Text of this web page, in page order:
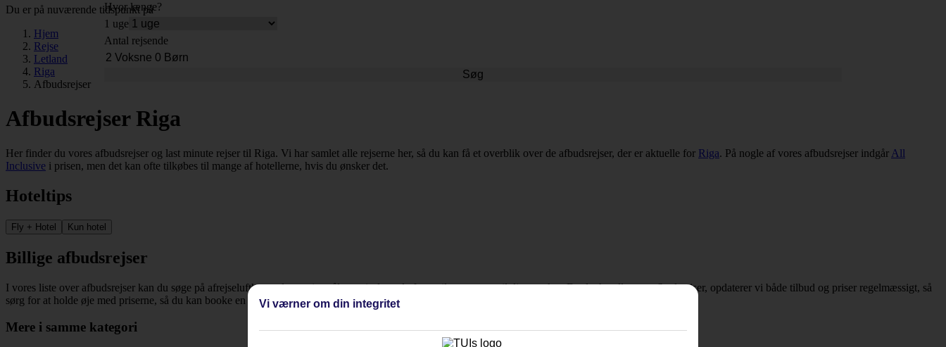
Hvor længe?
1 uge
Antal rejsende
Søg
Du er på nuværende tidspunkt på
Hjem
Rejse
Letland
Riga
Afbudsrejser
Afbudsrejser Riga
Her finder du vores afbudsrejser og last minute rejser til Riga. Vi har samlet alle rejserne her, så du kan få et overblik over de afbudsrejser, der er aktuelle for Riga. På nogle af vores afbudsrejser indgår All
Inclusive i prisen, men det kan ofte tilkøbes til mange af hotellerne, hvis du ønsker det.
Hoteltips
Fly + Hotel Kun hotel
Billige afbudsrejser
I vores liste over afbudsrejser kan du søge på afrejselufthavn, dato, rejsemål og rejselængde for at tilpasse turen til dine ønsker. Da det handler om afbudsrejser, opdaterer vi både tilbud og priser regelmæssigt, så
sørg for at holde øje med priserne, så du kan booke en billig rejse til Riga.
Mere i samme kategori
Vi værner om din integritet